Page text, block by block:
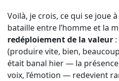
Voilà, je crois, ce qui se joue à
bataille entre l’homme et la
redéploiement de la valeur
(produire vite, bien,
était banal hier — la
voix, l’émotion — redevient